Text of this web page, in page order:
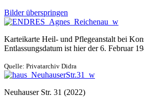
Bilder überspringen
Karteikarte Heil- und Pflegeanstalt bei
Entlassungsdatum ist hier der 6. Februar
Quelle: Privatarchiv Didra
Neuhauser Str. 31 (2022)